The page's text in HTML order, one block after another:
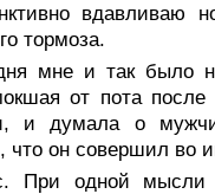
вдавливаю
тормоза.
мне и так было
от пота после
и думала о
что он совершил во
При одной